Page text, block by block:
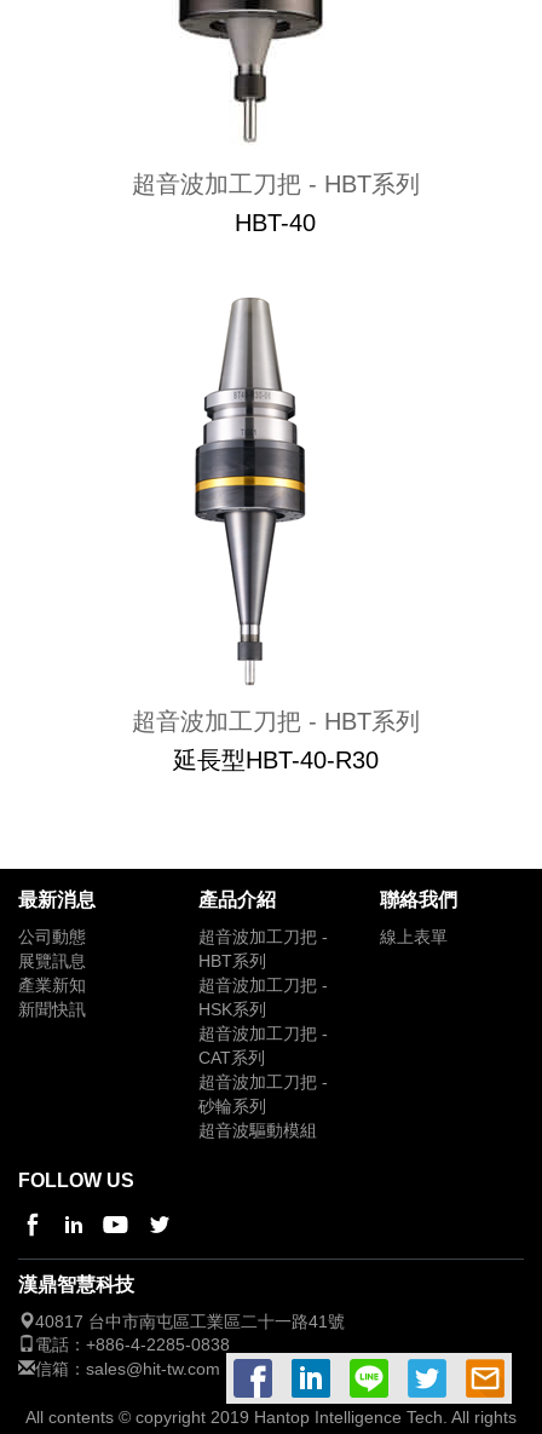
超音波加工刀把 - HBT系列
HBT-40
超音波加工刀把 - HBT系列
延長型HBT-40-R30
最新消息
公司動態
展覽訊息
產業新知
新聞快訊
產品介紹
超音波加工刀把 -
HBT系列
超音波加工刀把 -
HSK系列
超音波加工刀把 -
CAT系列
超音波加工刀把 -
砂輪系列
超音波驅動模組
聯絡我們
線上表單
FOLLOW US
漢鼎智慧科技
40817 台中市南屯區工業區二十一路41號
電話： +886-4-2285-0838
信箱： sales@hit-tw.com
All contents © copyright 2019 Hantop Intelligence Tech. All rights